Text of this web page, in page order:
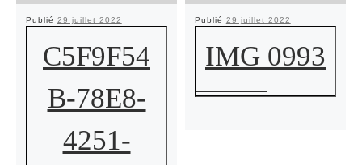
Publié 29 juillet 2022
C5F9F54
B-78E8-
4251-
Publié 29 juillet 2022
IMG 0993